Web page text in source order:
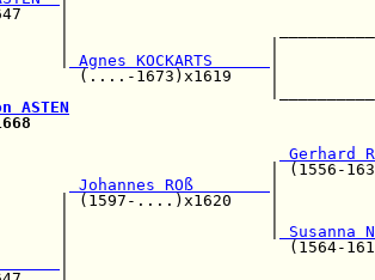
|
Agnes KOCKARTS
(....-
ASTEN
| (1556-
Johannes ROß
| (1597-
|